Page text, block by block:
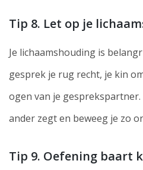
Tip 8. Let op je
Je lichaamshouding is
gesprek je rug recht, je kin
ogen van je
ander zegt en beweeg je zo
Tip 9. Oefening baart